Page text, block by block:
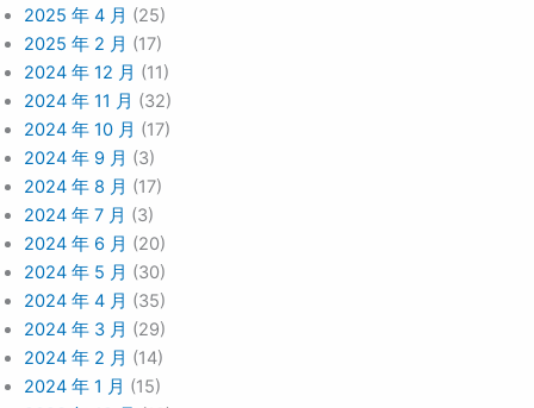
2025 年 4 月 (25)
2025 年 2 月 (17)
2024 年 12 月 (11)
2024 年 11 月 (32)
2024 年 10 月 (17)
2024 年 9 月 (3)
2024 年 8 月 (17)
2024 年 7 月 (3)
2024 年 6 月 (20)
2024 年 5 月 (30)
2024 年 4 月 (35)
2024 年 3 月 (29)
2024 年 2 月 (14)
2024 年 1 月 (15)